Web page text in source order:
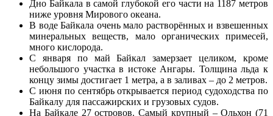
Дно Байкала в самой глубокой его части на 1187 метров
ниже уровня Мирового океана.
В воде Байкала очень мало растворённых и взвешенных
минеральных веществ, мало органических примесей,
много кислорода.
С января по май Байкал замерзает целиком, кроме
небольшого участка в истоке Ангары. Толщина льда к
концу зимы достигает 1 метра, а в заливах – до 2 метров.
С июня по сентябрь открывается период судоходства по
Байкалу для пассажирских и грузовых судов.
На Байкале 27 островов. Самый крупный – Ольхон (71